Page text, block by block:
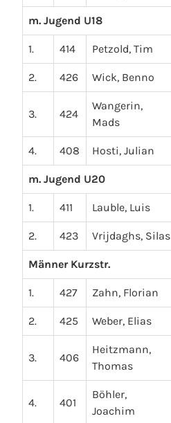
m. Jugend U18
1. 414 Petzold, Tim
2. 426 Wick, Benno
3. 424
Wangerin,
Mads
4. 408 Hosti, Julian
m. Jugend U20
1. 411 Lauble, Luis
2. 423 Vrijdaghs, Silas
Männer Kurzstr.
1. 427 Zahn, Florian
2. 425 Weber, Elias
3. 406
Heitzmann,
Thomas
4. 401
Böhler,
Joachim